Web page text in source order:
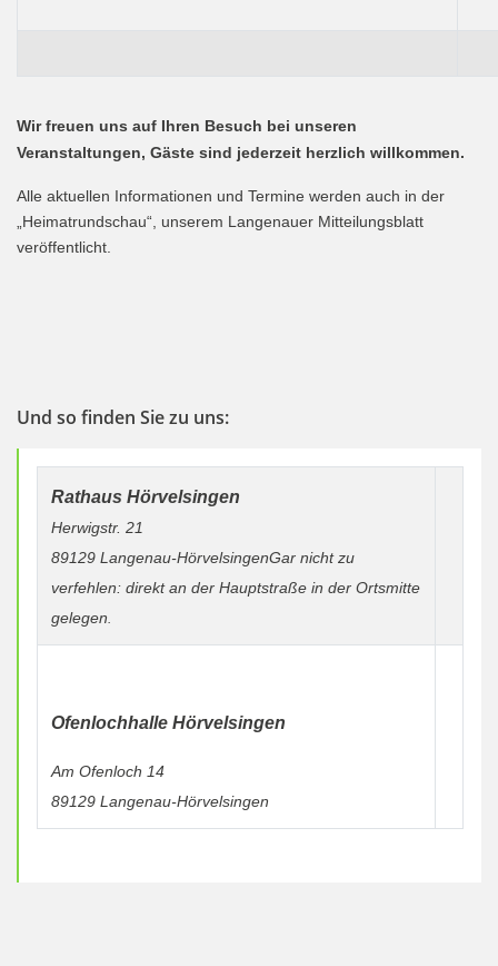
Wir freuen uns auf Ihren Besuch bei unseren
Veranstaltungen, Gäste sind jederzeit herzlich willkommen.
Alle aktuellen Informationen und Termine werden auch in der
„Heimatrundschau“, unserem Langenauer Mitteilungsblatt
veröffentlicht.
Und so finden Sie zu uns:
Rathaus Hörvelsingen
Herwigstr. 21
89129 Langenau-HörvelsingenGar nicht zu
verfehlen: direkt an der Hauptstraße in der Ortsmitte
gelegen
Ofenlochhalle Hörvelsingen
Am Ofenloch 14
89129 Langenau-Hörvelsingen